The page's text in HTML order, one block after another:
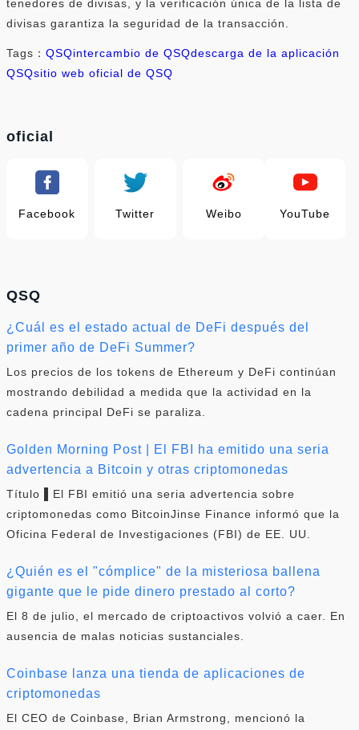
tenedores de divisas, y la verificación única de la lista de
divisas garantiza la seguridad de la transacción.
Tags： QSQintercambio de QSQdescarga de la aplicación
QSQsitio web oficial de QSQ
oficial
Facebook Twitter Weibo YouTube
QSQ
¿Cuál es el estado actual de DeFi después del
primer año de DeFi Summer?
Los precios de los tokens de Ethereum y DeFi continúan
mostrando debilidad a medida que la actividad en la
cadena principal DeFi se paraliza.
Golden Morning Post | El FBI ha emitido una seria
advertencia a Bitcoin y otras criptomonedas
Título ▌El FBI emitió una seria advertencia sobre
criptomonedas como BitcoinJinse Finance informó que la
Oficina Federal de Investigaciones (FBI) de EE. UU.
¿Quién es el "cómplice" de la misteriosa ballena
gigante que le pide dinero prestado al corto?
El 8 de julio, el mercado de criptoactivos volvió a caer. En
ausencia de malas noticias sustanciales.
Coinbase lanza una tienda de aplicaciones de
criptomonedas
El CEO de Coinbase, Brian Armstrong, mencionó la